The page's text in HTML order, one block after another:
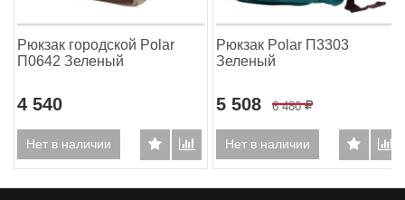
Рюкзак городской Polar
П0642 Зеленый
4 540
Нет в наличии
Рюкзак Polar П3303
Зеленый
5 508 6 480Р
Нет в наличии